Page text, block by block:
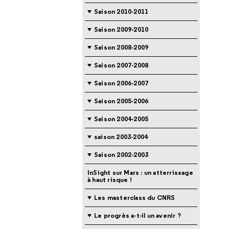
Saison 2010-2011
Saison 2009-2010
Saison 2008-2009
Saison 2007-2008
Saison 2006-2007
Saison 2005-2006
Saison 2004-2005
saison 2003-2004
Saison 2002-2003
InSight sur Mars : un atterrissage
à haut risque !
Les masterclass du CNRS
Le progrès a-t-il un avenir ?